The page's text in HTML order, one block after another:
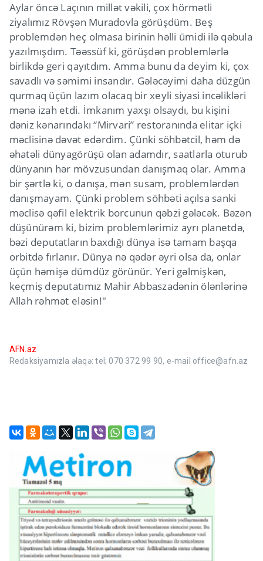
Aylar öncə Laçının millət vəkili, çox hörmətli
ziyalımız Rövşən Muradovla görüşdüm. Beş
problemdən heç olmasa birinin həlli ümidi ilə qəbula
yazılmışdım. Təəssüf ki, görüşdən problemlərlə
birlikdə geri qayıtdım. Amma bunu da deyim ki, çox
savadlı və səmimi insandır. Gələcəyimi daha düzgün
qurmaq üçün lazım olacaq bir xeyli siyasi incəlikləri
mənə izah etdi. İmkanım yaxşı olsaydı, bu kişini
dəniz kənarındakı “Mirvari” restoranında elitar içki
məclisinə dəvət edərdim. Çünki söhbətcil, həm də
əhatəli dünyagörüşü olan adamdır, saatlarla oturub
dünyanın hər mövzusundan danışmaq olar. Amma
bir şərtlə ki, o danışa, mən susam, problemlərdən
danışmayam. Çünki problem söhbəti açılsa sanki
məclisə qəfil elektrik borcunun qəbzi gələcək. Bəzən
düşünürəm ki, bizim problemlərimiz ayrı planetdə,
bəzi deputatların baxdığı dünya isə tamam başqa
orbitdə fırlanır. Dünya nə qədər əyri olsa da, onlar
üçün həmişə dümdüz görünür. Yeri gəlmişkən,
keçmiş deputatımız Mahir Abbaszadənin ölənlərinə
Allah rəhmət eləsin!"
AFN.az
Redaksiyamızla əlaqə: tel; 070 372 99 90, e-mail office@afn.az